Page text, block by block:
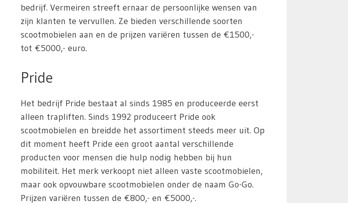
bedrijf. Vermeiren streeft ernaar de persoonlijke wensen van
zijn klanten te vervullen. Ze bieden verschillende soorten
scootmobielen aan en de prijzen variëren tussen de €1500,-
tot €5000,- euro.
Pride
Het bedrijf Pride bestaat al sinds 1985 en produceerde eerst
alleen trapliften. Sinds 1992 produceert Pride ook
scootmobielen en breidde het assortiment steeds meer uit. Op
dit moment heeft Pride een groot aantal verschillende
producten voor mensen die hulp nodig hebben bij hun
mobiliteit. Het merk verkoopt niet alleen vaste scootmobielen,
maar ook opvouwbare scootmobielen onder de naam Go-Go.
Prijzen variëren tussen de €800,- en €5000,-.